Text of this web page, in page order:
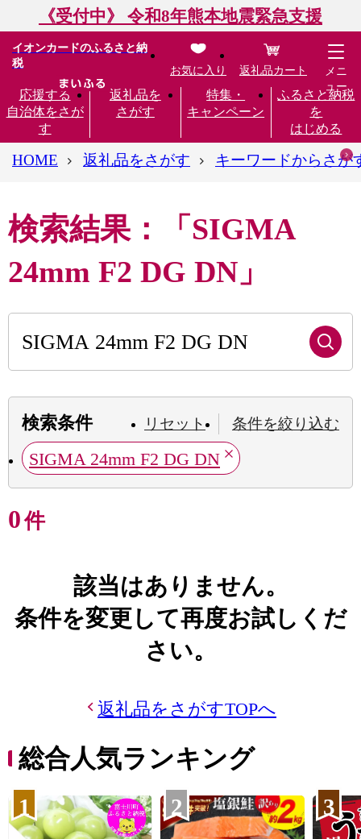
《受付中》 令和8年熊本地震緊急支援
イオンカードのふるさと納
税
応援する
自治体をさが
す
返礼品を
さがす
特集・
キャンペーン
ふるさと納税
を
はじめる
お気に入り 返礼品カート
メニ
ュー
HOME 返礼品をさがす キーワードからさが
検索結果：「SIGMA
24mm F2 DG DN」
検索条件 リセット 条件を絞り込む
SIGMA 24mm F2 DG DN
0件
該当はありません。
条件を変更して再度お試しくだ
さい。
返礼品をさがすTOPへ
総合人気ランキング
1 2 3